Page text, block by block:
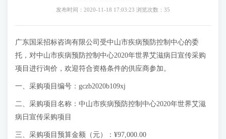
发布时间：2020-11-18 17:03:23 浏览次数：35
广东国采招标咨询有限公司受中山市疾病预防控制中心的委
托，对中山市疾病预防控制中心2020年世界艾滋病日宣传采购
项目进行询价，欢迎符合资格条件的供应商参加。
一、采购项目编号：gczb2020b109xj
二、采购项目名称：中山市疾病预防控制中心2020年世界艾滋
病日宣传采购项目
三、采购项目预算金额（元）：¥97,000.00